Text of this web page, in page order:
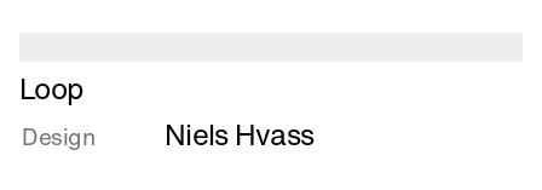
Læs
mere
om
Loop
Design Niels Hvass